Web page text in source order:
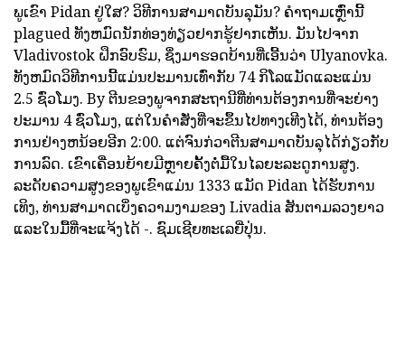
ພູເຂົາ Pidan ຢູ່ໃສ? ວິທີການສາມາດບັນລຸມັນ? ຄໍາຖາມເຫຼົ່ານີ້
plagued ທັງຫມົດນັກທ່ອງທ່ຽວຢາກຮູ້ຢາກເຫັນ. ມັນໄປຈາກ
Vladivostok ຝຶກອົບຮົມ, ຊຶ່ງມາຮອດບ້ານທີ່ເອີ້ນວ່າ Ulyanovka.
ທັງຫມົດວິທີການນີ້ແມ່ນປະມານເທົ່າກັບ 74 ກິໂລແມັດແລະແມ່ນ
2.5 ຊົ່ວໂມງ. By ຕີນຂອງພູຈາກສະຖານີທີ່ທ່ານຕ້ອງການທີ່ຈະຍ່າງ
ປະມານ 4 ຊົ່ວໂມງ, ແຕ່ໃນຄໍາສັ່ງທີ່ຈະຂຶ້ນໄປທາງເທີງໄດ້, ທ່ານຕ້ອງ
ການຢ່າງຫນ້ອຍອີກ 2:00. ແຕ່ຈົນກ່ວາຕີນສາມາດບັນລຸໄດ້ກ່ຽວກັບ
ການລົດ. ເຂົາເຄື່ອນຍ້າຍມີຫຼາຍຄັ້ງຕໍ່ມື້ໃນໄລຍະລະດູການສູງ.
ລະດັບຄວາມສູງຂອງພູເຂົາແມ່ນ 1333 ແມັດ Pidan ໄດ້ຮັບການ
ເທິງ, ທ່ານສາມາດເບິ່ງຄວາມງາມຂອງ Livadia ສັນຕາມລວງຍາວ
ແລະໃນມື້ທີ່ຈະແຈ້ງໄດ້ -. ຊົມເຊີຍທະເລຍີ່ປຸ່ນ.